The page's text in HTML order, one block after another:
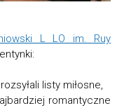
L LO im. Ruy
listy miłosne,
romantyczne